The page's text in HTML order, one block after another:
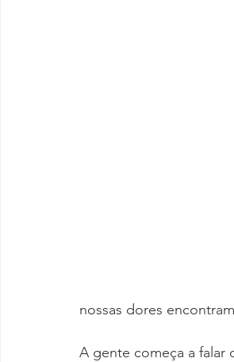
nossas dores
A gente começa a falar